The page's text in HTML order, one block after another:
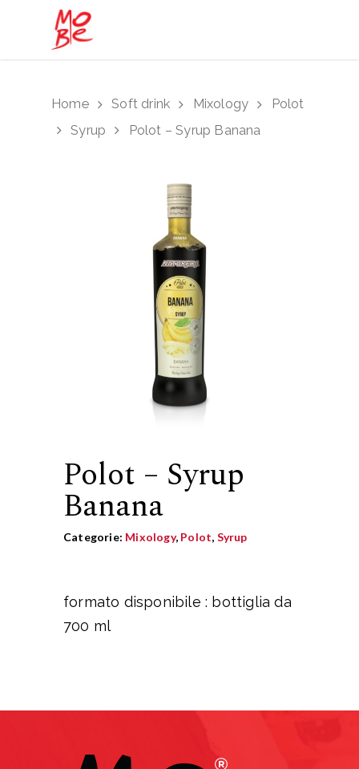
Hit enter to search or ESC to close
Home Soft drink Mixology
Polot
Syrup
Polot – Syrup Banana
Polot – Syrup
Banana
Categorie: Mixology, Polot, Syrup
formato disponibile : bottiglia da
700 ml